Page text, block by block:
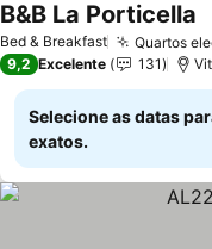
Bed & Breakfast Quartos
B&B La Porticella
9,2 Excelente 131
Selecione as datas
exatos.